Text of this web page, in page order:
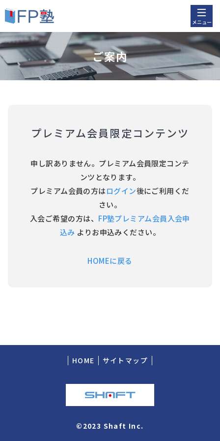
メニュー
ご案内
プレミアム会員限定コンテンツ
申し訳ありません。プレミアム会員限定コンテ
ンツとなります。
プレミアム会員の方はログイン後にご利用くだ
さい。
入会ご希望の方は、 FP塾プレミアム会員入会申
込み よりお申込みください。
HOMEに戻る
HOME サイトマップ
©2023 Shaft Inc.